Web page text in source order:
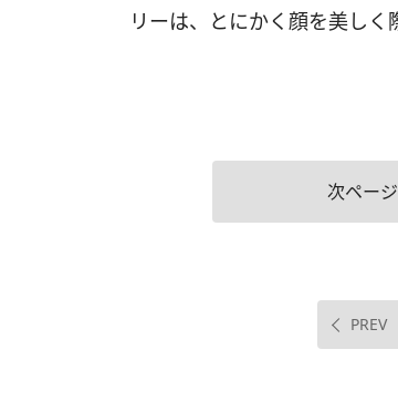
リーは、とにかく顔を美しく
次ペー
PREV